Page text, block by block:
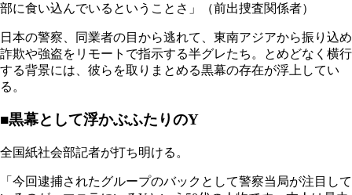
部に食い込んでいるということさ」（前出捜査関係者）
日本の警察、同業者の目から逃れて、東南アジアから振り込め
詐欺や強盗をリモートで指示する半グレたち。とめどなく横行
する背景には、彼らを取りまとめる黒幕の存在が浮上してい
る。
■黒幕として浮かぶふたりのY
全国紙社会部記者が打ち明ける。
「今回逮捕されたグループのバックとして警察当局が注目して